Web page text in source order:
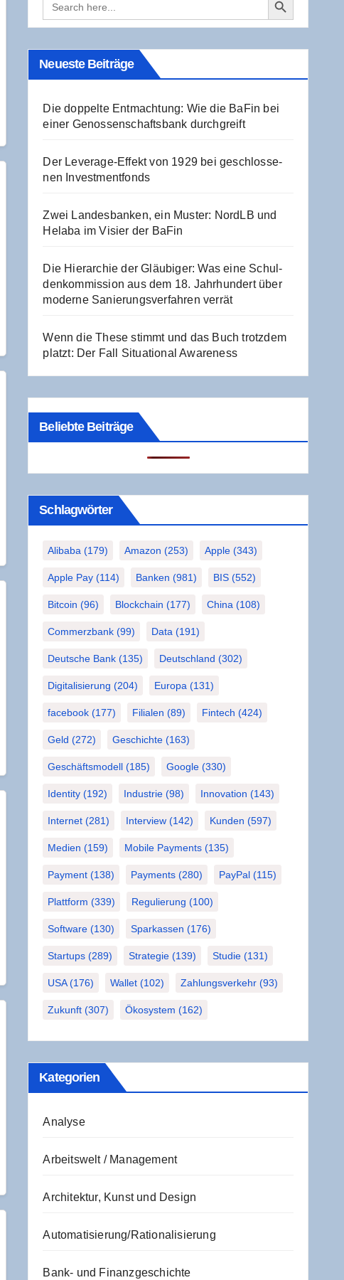
for:
Neu­es­te Beiträge
Die dop­pel­te Ent­mach­tung: Wie die BaFin bei
einer Genos­sen­schafts­bank durchgreift
Der Levera­ge-Effekt von 1929 bei geschlos­se­
nen Investmentfonds
Zwei Lan­des­ban­ken, ein Mus­ter: NordLB und
Hela­ba im Visier der BaFin
Die Hier­ar­chie der Gläu­bi­ger: Was eine Schul­
den­kom­mis­si­on aus dem 18. Jahr­hun­dert über
moder­ne Sanie­rungs­ver­fah­ren verrät
Wenn die The­se stimmt und das Buch trotz­dem
platzt: Der Fall Situa­tio­nal Awareness
Beliebte Beiträge
Schlag­wör­ter
Alibaba (179) Amazon (253) Apple (343)
Apple Pay (114) Banken (981) BIS (552)
Bitcoin (96) Blockchain (177) China (108)
Commerzbank (99) Data (191)
Deutsche Bank (135) Deutschland (302)
Digitalisierung (204) Europa (131)
facebook (177) Filialen (89) Fintech (424)
Geld (272) Geschichte (163)
Geschäftsmodell (185) Google (330)
Identity (192) Industrie (98) Innovation (143)
Internet (281) Interview (142) Kunden (597)
Medien (159) Mobile Payments (135)
Payment (138) Payments (280) PayPal (115)
Plattform (339) Regulierung (100)
Software (130) Sparkassen (176)
Startups (289) Strategie (139) Studie (131)
USA(176) Wallet (102) Zahlungsverkehr (93)
Zukunft (307) Ökosystem (162)
Kate­go­rien
Analyse
Arbeitswelt / Management
Architektur, Kunst und Design
Automatisierung/Rationalisierung
Bank- und Finanzgeschichte